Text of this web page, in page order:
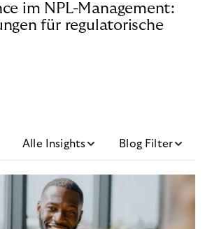
im NPL-Management:
für regulatorische
Alle Insights Blog Filter